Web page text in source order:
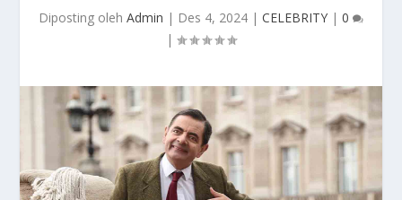
Diposting oleh Admin | Des 4, 2024 | CELEBRITY | 0
|